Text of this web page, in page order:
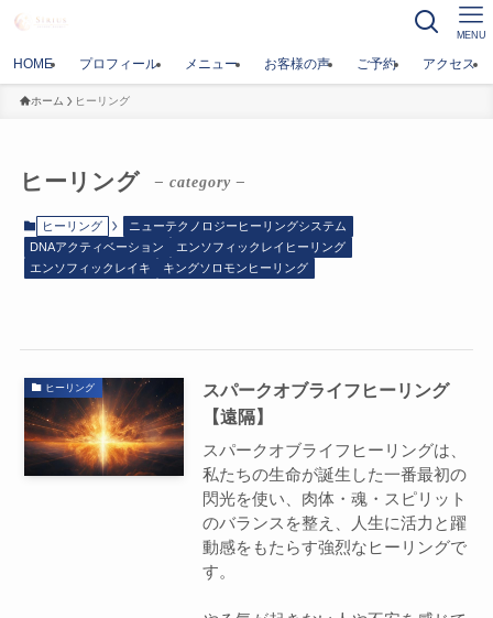
MENU
HOME プロフィール メニュー お客様の声 ご予約 アクセス
ホーム ヒーリング
ヒーリング – category –
ヒーリング
ニューテクノロジーヒーリングシステム
DNAアクティベーション
エンソフィックレイヒーリング
エンソフィックレイキ
キングソロモンヒーリング
ヒーリング
スパークオブライフヒーリング
【遠隔】
スパークオブライフヒーリングは、
私たちの生命が誕生した一番最初の
閃光を使い、肉体・魂・スピリット
のバランスを整え、人生に活力と躍
動感をもたらす強烈なヒーリングで
す。